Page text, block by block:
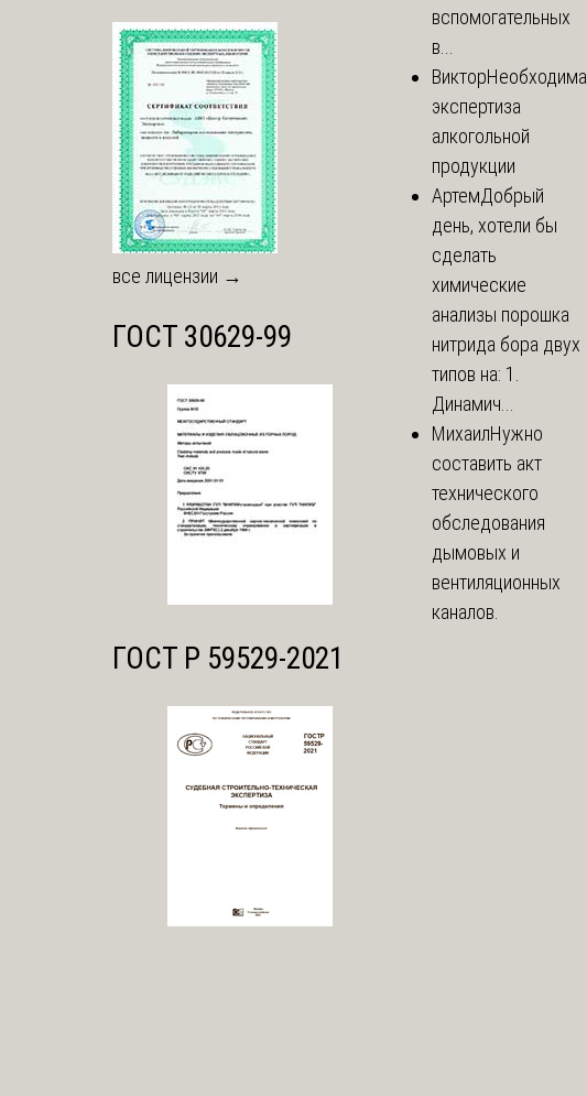
все лицензии →
ГОСТ 30629-99
ГОСТ Р 59529-2021
вспомогательных
в...
ВикторНеобходима
экспертиза
алкогольной
продукции
АртемДобрый
день, хотели бы
сделать
химические
анализы порошка
нитрида бора двух
типов на: 1.
Динамич...
МихаилНужно
составить акт
технического
обследования
дымовых и
вентиляционных
каналов.